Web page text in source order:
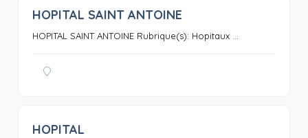
HOPITAL SAINT ANTOINE
HOPITAL SAINT ANTOINE Rubrique(s): Hopitaux ...
HOPITAL